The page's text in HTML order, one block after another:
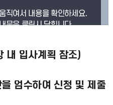
내 입사계획 참조)
엄수하여 신청 및 제출